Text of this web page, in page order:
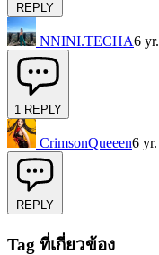
REPLY
NNINI.TECHA6 yr.
1 REPLY
CrimsonQueeen6 yr.
REPLY
Tag ที่เกี่ยวข้อง